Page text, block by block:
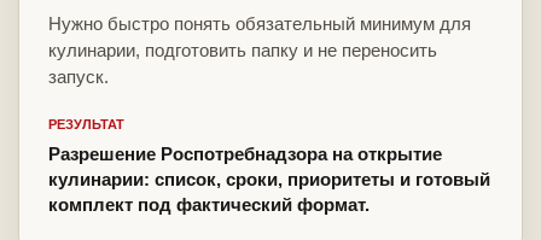
Нужно быстро понять обязательный минимум для
кулинарии, подготовить папку и не переносить
запуск.
РЕЗУЛЬТАТ
Разрешение Роспотребнадзора на открытие
кулинарии: список, сроки, приоритеты и готовый
комплект под фактический формат.